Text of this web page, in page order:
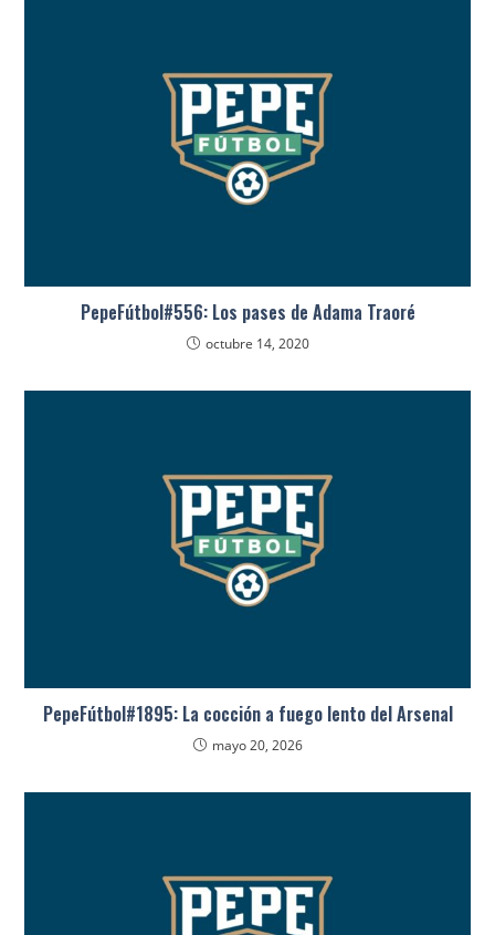
PepeFútbol#556: Los pases de Adama Traoré
octubre 14, 2020
PepeFútbol#1895: La cocción a fuego lento del Arsenal
mayo 20, 2026